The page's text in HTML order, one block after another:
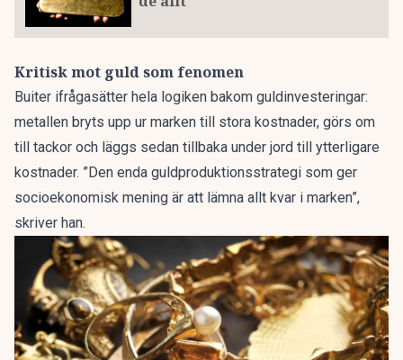
Kritisk mot guld som fenomen
Buiter ifrågasätter hela logiken bakom guldinvesteringar:
metallen bryts upp ur marken till stora kostnader, görs om
till tackor och läggs sedan tillbaka under jord till ytterligare
kostnader. ”Den enda guldproduktionsstrategi som ger
socioekonomisk mening är att lämna allt kvar i marken”,
skriver han.